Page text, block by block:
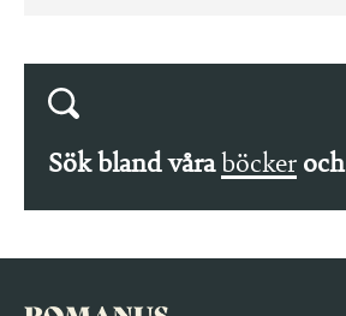
Sök bland våra böcker och